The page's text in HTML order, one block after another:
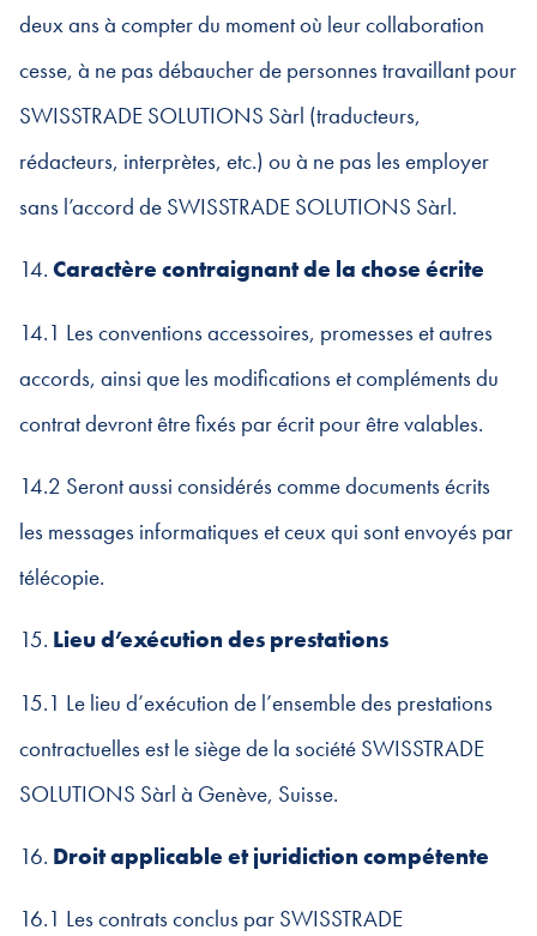
deux ans à compter du moment où leur collaboration
cesse, à ne pas débaucher de personnes travaillant pour
SWISSTRADE SOLUTIONS Sàrl (traducteurs,
rédacteurs, interprètes, etc.) ou à ne pas les employer
sans l’accord de SWISSTRADE SOLUTIONS Sàrl.
14. Caractère contraignant de la chose écrite
14.1 Les conventions accessoires, promesses et autres
accords, ainsi que les modifications et compléments du
contrat devront être fixés par écrit pour être valables.
14.2 Seront aussi considérés comme documents écrits
les messages informatiques et ceux qui sont envoyés par
télécopie.
15. Lieu d’exécution des prestations
15.1 Le lieu d’exécution de l’ensemble des prestations
contractuelles est le siège de la société SWISSTRADE
SOLUTIONS Sàrl à Genève, Suisse.
16. Droit applicable et juridiction compétente
16.1 Les contrats conclus par SWISSTRADE